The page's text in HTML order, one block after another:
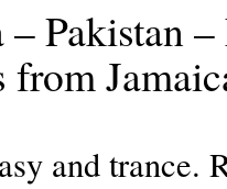
Pakistan
and trance.